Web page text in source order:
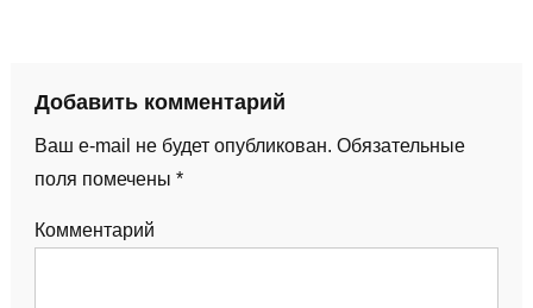
Добавить комментарий
Ваш e-mail не будет опубликован. Обязательные
поля помечены *
Комментарий